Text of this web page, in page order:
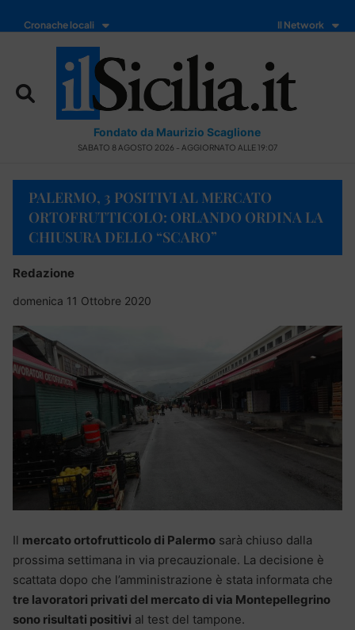
Cronache locali Il Network
Fondato da Maurizio Scaglione
SABATO 8 AGOSTO 2026 - AGGIORNATO ALLE 19:07
PALERMO, 3 POSITIVI AL MERCATO
ORTOFRUTTICOLO: ORLANDO ORDINA LA
CHIUSURA DELLO “SCARO”
Redazione
domenica 11 Ottobre 2020
Il mercato ortofrutticolo di Palermo sarà chiuso dalla
prossima settimana in via precauzionale. La decisione è
scattata dopo che l’amministrazione è stata informata che
tre lavoratori privati del mercato di via Montepellegrino
sono risultati positivi al test del tampone.